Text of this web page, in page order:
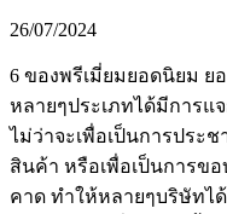
26/07/2024
6 ของพรีเมี่ยมยอดนิยม ย
หลายๆประเภทได้มีการแ
ไม่ว่าจะเพื่อเป็นการประ
สินค้า หรือเพื่อเป็นการข
คาด ทำให้หลายๆบริษัทไ